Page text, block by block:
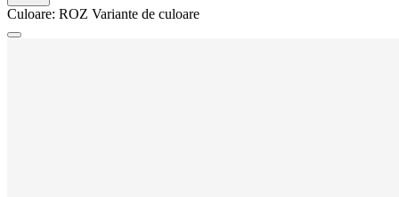
Culoare: ROZ Variante de culoare